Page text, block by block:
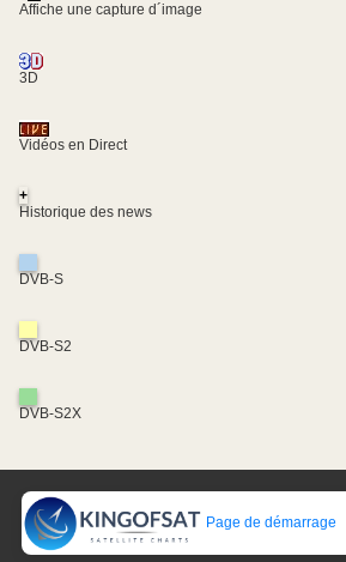
Affiche une capture d´image
3D
Vidéos en Direct
+
Historique des news
DVB-S
DVB-S2
DVB-S2X
Page de démarrage